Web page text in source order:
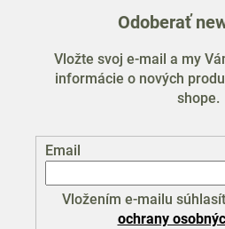
Odoberať
Vložte svoj e-mail a my
informácie o nových
shope.
Email
Vložením e-mailu
ochrany